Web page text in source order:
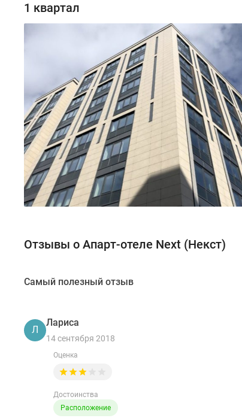
1 квартал
Отзывы о Апарт-отеле Next (Некст)
Самый полезный отзыв
Л
Лариса
14 сентября 2018
Оценка
Достоинства
Расположение